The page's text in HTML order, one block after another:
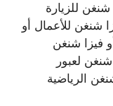
للزيارة
شنغن للأعمال أو
فيزا شنغن
لعبور
الرياضية